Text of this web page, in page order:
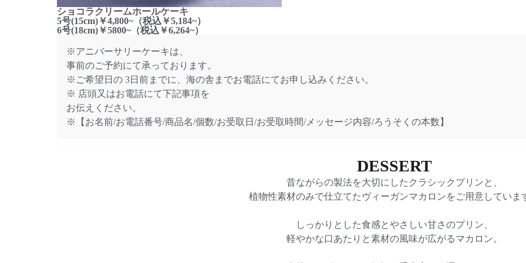
ショコラクリームホールケーキ
5号(15cm)￥4,800~（税込￥5,184~）
6号(18cm)￥5800~（税込￥6,264~）​
※アニバーサリーケーキは、
事前のご予約にて承っております。
※ご希望日の 3日前までに、海の舎までお電話にてお申し込みください。
※ 店頭又はお電話にて下記事項を
お伝えください。
※【お名前/お電話番号/商品名/個数/お受取日/お受取時間/メッセージ内容/ろうそくの本数】
DESSERT​
昔ながらの製法を大切にしたクラシックプリンと、
植物性素材のみで仕立てたヴィーガンマカロンをご用意していま
しっかりとした食感とやさしい甘さのプリン、
軽やかな口あたりと素材の風味が広がるマカロン。